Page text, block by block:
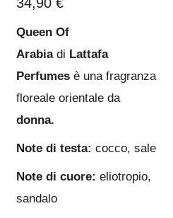
Queen Of
Arabiadi Lattafa
Perfumes è una fragranza
floreale orientale da
donna.
Note di testa: cocco, sale
Note di cuore: eliotropio,
sandalo